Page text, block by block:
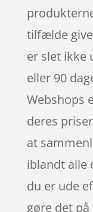
tilfælde
er slet ikke
eller 90
Webshops
deres
at
iblandt alle
du er ude
gøre det